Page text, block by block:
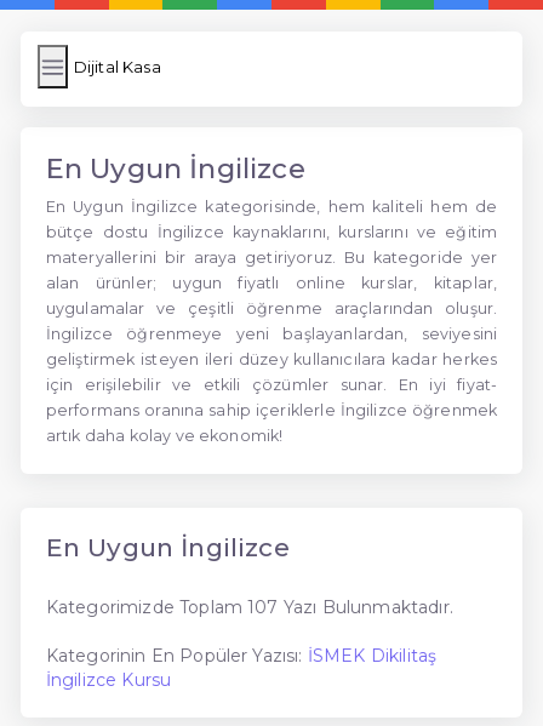
Dijital Kasa
En Uygun İngilizce
En Uygun İngilizce kategorisinde, hem kaliteli hem de
bütçe dostu İngilizce kaynaklarını, kurslarını ve eğitim
materyallerini bir araya getiriyoruz. Bu kategoride yer
alan ürünler; uygun fiyatlı online kurslar, kitaplar,
uygulamalar ve çeşitli öğrenme araçlarından oluşur.
İngilizce öğrenmeye yeni başlayanlardan, seviyesini
geliştirmek isteyen ileri düzey kullanıcılara kadar herkes
için erişilebilir ve etkili çözümler sunar. En iyi fiyat-
performans oranına sahip içeriklerle İngilizce öğrenmek
artık daha kolay ve ekonomik!
En Uygun İngilizce
Kategorimizde Toplam 107 Yazı Bulunmaktadır.
Kategorinin En Popüler Yazısı: İSMEK Dikilitaş
İngilizce Kursu